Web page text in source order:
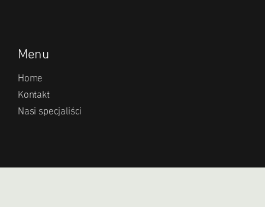
Menu
Home
Kontakt
Nasi specjaliści